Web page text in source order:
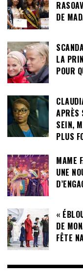
DE
LA
POUR
APRÈS
SEIN,
PLUS
MAME
UNE
«
DE
FÊTE